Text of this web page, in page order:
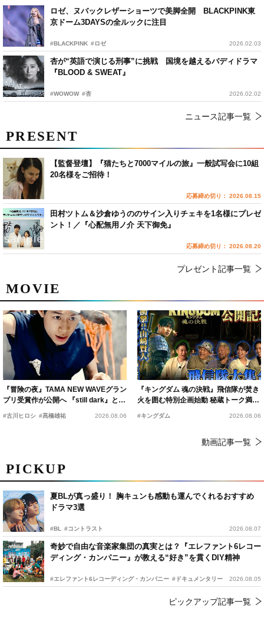
ロゼ、ヌバックレザーショーツで美脚全開 BLACKPINK東
京ドーム3DAYSの全ルックに注目
#BLACKPINK #ロゼ 2026.02.03
杏が“英語で演じる刑事”に挑戦 国境を越えるバディドラマ
『BLOOD & SWEAT』
#WOWOW #杏 2026.02.02
ニュース記事一覧
PICKUP
夏BLが真っ盛り！ 胸キュンも感動も運んでくれるおすすめ
ドラマ3選
#BL #コントラスト 2026.08.07
奇妙で自由な音楽家集団の真実とは？『エレファント6レコー
ディング・カンパニー』が教える“好き”を貫くDIY精神
#エレファント6レコーディング・カンパニー #ドキュメンタリー 2026.08.05
ピックアップ記事一覧
MOVIE
『冒険の夜』TAMA NEW WAVEグラン
プリ受賞作が公開へ 『still dark』と同
時上映決定
#古川ヒロシ #髙橋雄祐 2026.08.06
『キングダム 魂の決戦』飛信隊が焚き
火を囲む特別企画始動 秘蔵トーク満載
の“キングダムキャンプ”開催
#キングダム 2026.08.06
動画記事一覧
PRESENT
【監督登壇】『猫たちと7000マイルの旅』一般試写会に10組
20名様をご招待！
応募締め切り： 2026.08.15
田村ツトム＆沙倉ゆうののサイン入りチェキを1名様にプレゼ
ント！／『心配無用ノ介 天下御免』
応募締め切り： 2026.08.20
プレゼント記事一覧